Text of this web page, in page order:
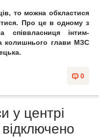
то можна обкластися
Про це в одному з
співвласниця інтим-
колишнього глави МЗС
0
у центрі